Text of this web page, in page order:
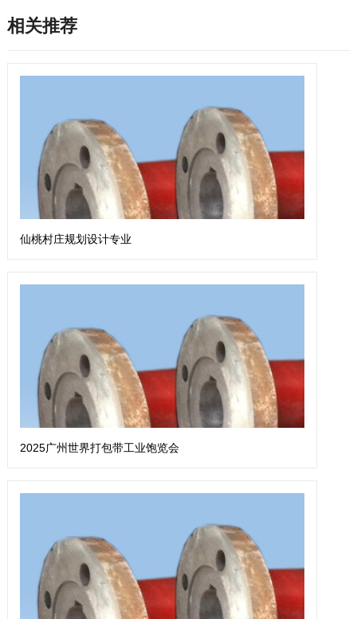
相关推荐
仙桃村庄规划设计专业
2025广州世界打包带工业饱览会